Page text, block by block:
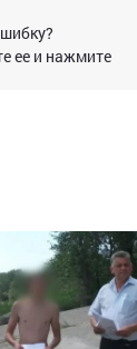
ее и нажмите